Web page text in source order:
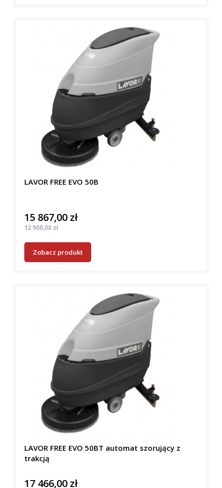
LAVOR FREE EVO 50B
Cena
15 867,00 zł
Cena
12 900,00 zł
Zobacz produkt
LAVOR FREE EVO 50BT automat szorujący z
trakcją
Cena
17 466,00 zł